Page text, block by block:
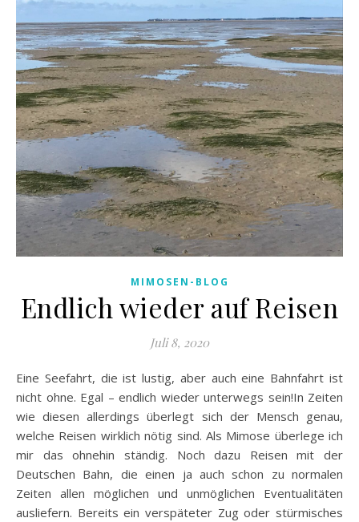
MIMOSEN-BLOG
Endlich wieder auf Reisen
Juli 8, 2020
Eine Seefahrt, die ist lustig, aber auch eine Bahnfahrt ist
nicht ohne. Egal – endlich wieder unterwegs sein!In Zeiten
wie diesen allerdings überlegt sich der Mensch genau,
welche Reisen wirklich nötig sind. Als Mimose überlege ich
mir das ohnehin ständig. Noch dazu Reisen mit der
Deutschen Bahn, die einen ja auch schon zu normalen
Zeiten allen möglichen und unmöglichen Eventualitäten
ausliefern. Bereits ein verspäteter Zug oder stürmisches